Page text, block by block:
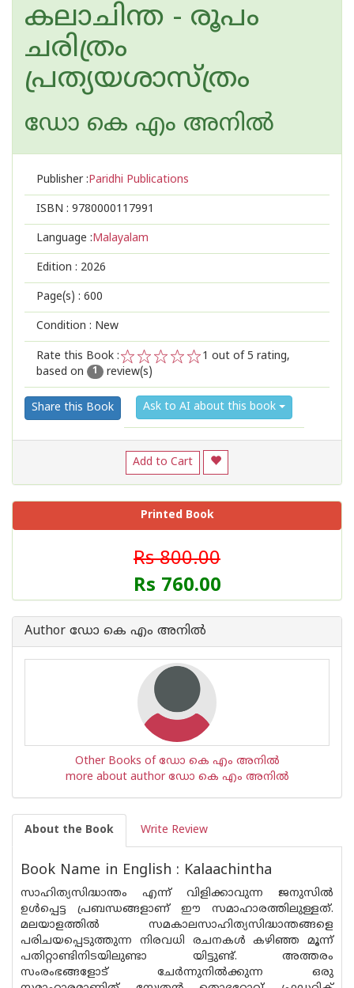
കലാചിന്ത - രൂപം
ചരിത്രം
പ്രത്യയശാസ്ത്രം
ഡോ കെ എം അനില്‍
Publisher :Paridhi Publications
ISBN : 9780000117991
Language :Malayalam
Edition : 2026
Page(s) : 600
Condition : New
Rate this Book :
2
1
1 out of 5 rating,
based on
1 review(s)
Share this Book Ask to AI about this book
Add to Cart
Printed Book
Rs 800.00
Rs 760.00
Author ഡോ കെ എം അനില്‍
Other Books of ഡോ കെ എം അനില്‍
more about author ഡോ കെ എം അനില്‍
About the Book Write Review
Book Name in English : Kalaachintha
സാഹിത്യസിദ്ധാന്തം എന്ന് വിളിക്കാവുന്ന ജനുസിൽ
ഉൾപ്പെട്ട പ്രബന്ധങ്ങളാണ് ഈ സമാഹാരത്തിലുള്ളത്.
മലയാളത്തിൽ സമകാലസാഹിത്യസിദ്ധാന്തങ്ങളെ
പരിചയപ്പെടുത്തുന്ന നിരവധി രചനകൾ കഴിഞ്ഞ മൂന്ന്
പതിറ്റാണ്ടിനിടയിലുണ്ടാ യിട്ടുണ്ട്. അത്തരം
സംരംഭങ്ങളോട് ചേർന്നുനിൽക്കുന്ന ഒരു